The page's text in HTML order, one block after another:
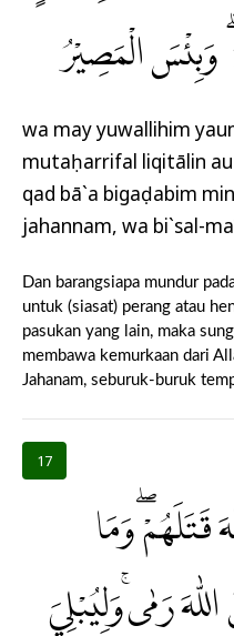
وَبِئْسَ الْمَصِيْرُ
wa may yuwallihim
mutaḥarrifal liqitālin
qad bā`a bigaḍabim
jahannam, wa bi`sal-
Dan barangsiapa mundur
untuk (siasat) perang atau
pasukan yang lain, maka
membawa kemurkaan dari
Jahanam, seburuk-buruk
17
قَتَلَهُمْۖ وَمَا
رَمٰىۚ وَلِيُبْلِيَ